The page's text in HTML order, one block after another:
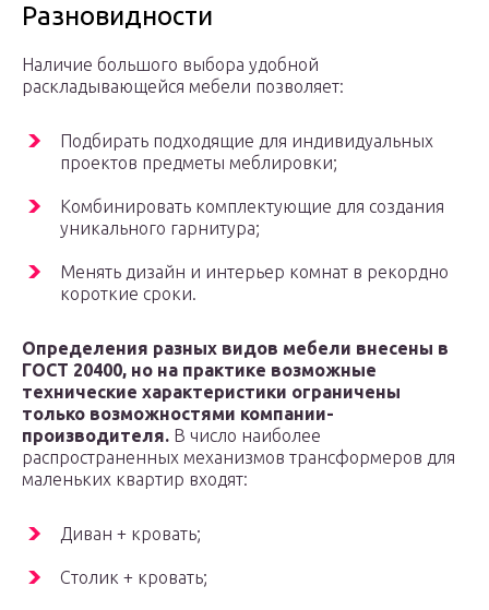
Разновидности
Наличие большого выбора удобной
раскладывающейся мебели позволяет:
Подбирать подходящие для индивидуальных
проектов предметы меблировки;
Комбинировать комплектующие для создания
уникального гарнитура;
Менять дизайн и интерьер комнат в рекордно
короткие сроки.
Определения разных видов мебели внесены в
ГОСТ 20400, но на практике возможные
технические характеристики ограничены
только возможностями компании-
производителя. В число наиболее
распространенных механизмов трансформеров для
маленьких квартир входят:
Диван + кровать;
Столик + кровать;